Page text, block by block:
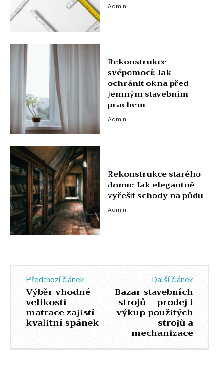
Admin
Rekonstrukce
svépomocí: Jak
ochránit okna před
jemným stavebním
prachem
Admin
Rekonstrukce starého
domu: Jak elegantně
vyřešit schody na půdu
Admin
Předchozí článek
Výběr vhodné
velikosti
matrace zajistí
kvalitní spánek
Další článek
Bazar stavebních
strojů – prodej i
výkup použitých
strojů a
mechanizace